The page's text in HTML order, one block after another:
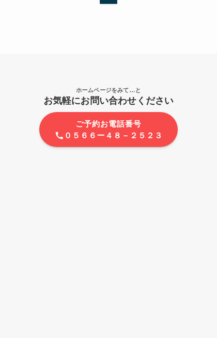
ホームページをみて…と
お気軽にお問い合わせください
ご予約お電話番号
０５６６ー４８－２５２３